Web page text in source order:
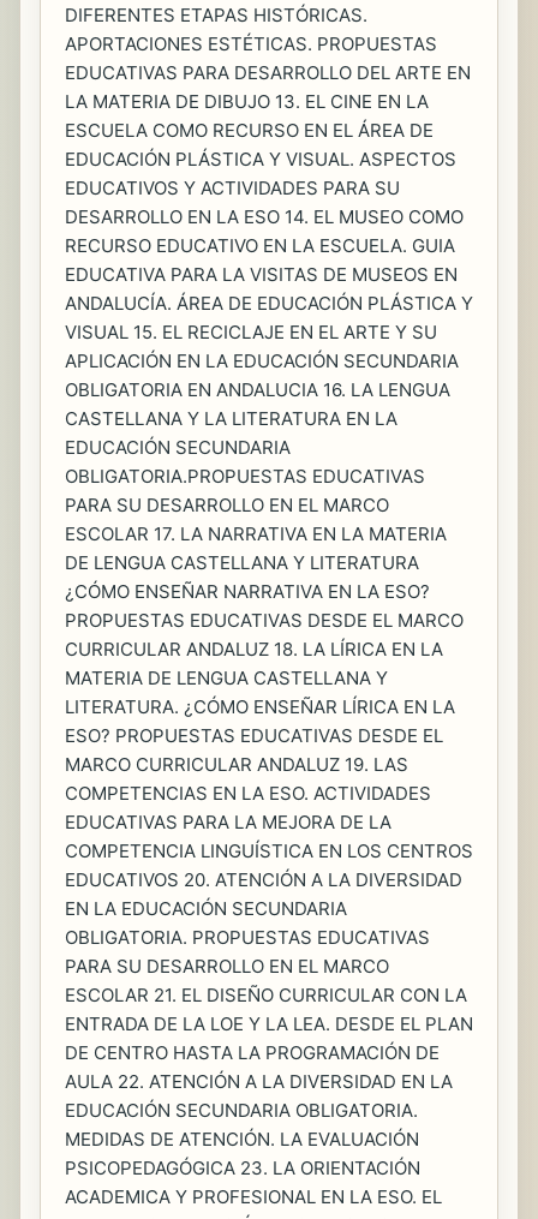
DIFERENTES ETAPAS HISTÓRICAS.
APORTACIONES ESTÉTICAS. PROPUESTAS
EDUCATIVAS PARA DESARROLLO DEL ARTE EN
LA MATERIA DE DIBUJO 13. EL CINE EN LA
ESCUELA COMO RECURSO EN EL ÁREA DE
EDUCACIÓN PLÁSTICA Y VISUAL. ASPECTOS
EDUCATIVOS Y ACTIVIDADES PARA SU
DESARROLLO EN LA ESO 14. EL MUSEO COMO
RECURSO EDUCATIVO EN LA ESCUELA. GUIA
EDUCATIVA PARA LA VISITAS DE MUSEOS EN
ANDALUCÍA. ÁREA DE EDUCACIÓN PLÁSTICA Y
VISUAL 15. EL RECICLAJE EN EL ARTE Y SU
APLICACIÓN EN LA EDUCACIÓN SECUNDARIA
OBLIGATORIA EN ANDALUCIA 16. LA LENGUA
CASTELLANA Y LA LITERATURA EN LA
EDUCACIÓN SECUNDARIA
OBLIGATORIA.PROPUESTAS EDUCATIVAS
PARA SU DESARROLLO EN EL MARCO
ESCOLAR 17. LA NARRATIVA EN LA MATERIA
DE LENGUA CASTELLANA Y LITERATURA
¿CÓMO ENSEÑAR NARRATIVA EN LA ESO?
PROPUESTAS EDUCATIVAS DESDE EL MARCO
CURRICULAR ANDALUZ 18. LA LÍRICA EN LA
MATERIA DE LENGUA CASTELLANA Y
LITERATURA. ¿CÓMO ENSEÑAR LÍRICA EN LA
ESO? PROPUESTAS EDUCATIVAS DESDE EL
MARCO CURRICULAR ANDALUZ 19. LAS
COMPETENCIAS EN LA ESO. ACTIVIDADES
EDUCATIVAS PARA LA MEJORA DE LA
COMPETENCIA LINGUÍSTICA EN LOS CENTROS
EDUCATIVOS 20. ATENCIÓN A LA DIVERSIDAD
EN LA EDUCACIÓN SECUNDARIA
OBLIGATORIA. PROPUESTAS EDUCATIVAS
PARA SU DESARROLLO EN EL MARCO
ESCOLAR 21. EL DISEÑO CURRICULAR CON LA
ENTRADA DE LA LOE Y LA LEA. DESDE EL PLAN
DE CENTRO HASTA LA PROGRAMACIÓN DE
AULA 22. ATENCIÓN A LA DIVERSIDAD EN LA
EDUCACIÓN SECUNDARIA OBLIGATORIA.
MEDIDAS DE ATENCIÓN. LA EVALUACIÓN
PSICOPEDAGÓGICA 23. LA ORIENTACIÓN
ACADEMICA Y PROFESIONAL EN LA ESO. EL